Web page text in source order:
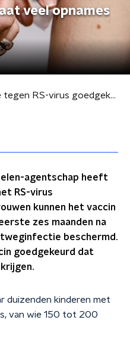
veel opnames
Tweede vaccinatie tegen RS-virus goedgekeurd: 'Gaat veel opnames voorkomen'
agentschap heeft
RS-virus
kunnen het vaccin
zes maanden na
beschermd.
goedgekeurd dat
duizenden kinderen met
van wie 150 tot 200